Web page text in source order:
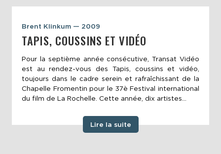
Brent Klinkum — 2009
TAPIS, COUSSINS ET VIDÉO
Pour la septième année consécutive, Transat Vidéo
est au rendez-vous des Tapis, coussins et vidéo,
toujours dans le cadre serein et rafraîchissant de la
Chapelle Fromentin pour le 37è Festival international
du film de La Rochelle. Cette année, dix artistes...
Lire la suite